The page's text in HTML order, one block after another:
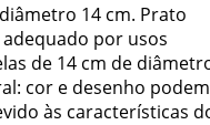
14 cm. Prato
por usos
de 14 cm de
cor e desenho podem
às características